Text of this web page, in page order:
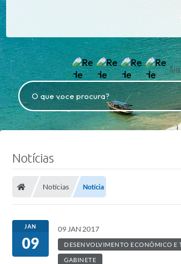
O que voce procura?
Notícias
Notícias Notícia
JAN
09
09 JAN 2017
DESENVOLVIMENTO ECONÔMICO E
GABINETE